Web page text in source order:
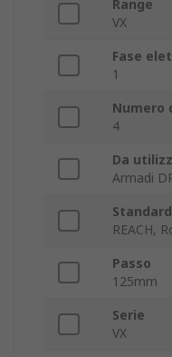
Range
VX
Fase
1
Numero
4
Da
Armadi
REACH,
Passo
125mm
Serie
VX